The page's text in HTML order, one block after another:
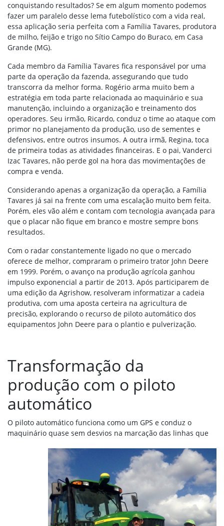
conquistando resultados? Se em algum momento podemos
fazer um paralelo desse lema futebolístico com a vida real,
essa aplicação seria perfeita com a Família Tavares, produtora
de milho, feijão e trigo no Sítio Campo do Buraco, em Casa
Grande (MG).
Cada membro da Família Tavares fica responsável por uma
parte da operação da fazenda, assegurando que tudo
transcorra da melhor forma. Rogério arma muito bem a
estratégia em toda parte relacionada ao maquinário e sua
manutenção, incluindo a organização e treinamento dos
operadores. Seu irmão, Ricardo, conduz o time ao ataque com
primor no planejamento da produção, uso de sementes e
defensivos, entre outros insumos. A outra irmã, Regina, toca
de primeira todas as atividades financeiras. E o pai, Vanderci
Izac Tavares, não perde gol na hora das movimentações de
compra e venda.
Considerando apenas a organização da operação, a Família
Tavares já sai na frente com uma escalação muito bem feita.
Porém, eles vão além e contam com tecnologia avançada para
que o placar não fique em branco e mostre sempre bons
resultados.
Com o radar constantemente ligado no que o mercado
oferece de melhor, compraram o primeiro trator John Deere
em 1999. Porém, o avanço na produção agrícola ganhou
impulso exponencial a partir de 2013. Após participarem de
uma edição da Agrishow, resolveram informatizar a cadeia
produtiva, com uma aposta certeira na agricultura de
precisão, explorando o recurso de piloto automático dos
equipamentos John Deere para o plantio e pulverização.
Transformação da
produção com o piloto
automático
O piloto automático funciona como um GPS e conduz o
maquinário quase sem desvios na marcação das linhas que